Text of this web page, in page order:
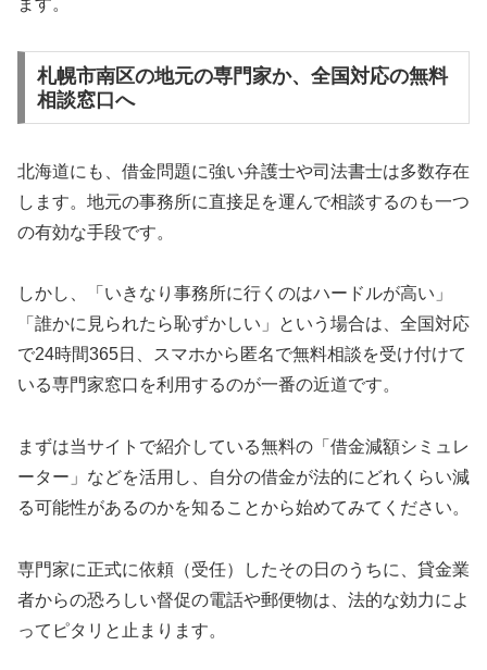
ます。
札幌市南区の地元の専門家か、全国対応の無料
相談窓口へ
北海道にも、借金問題に強い弁護士や司法書士は多数存在
します。地元の事務所に直接足を運んで相談するのも一つ
の有効な手段です。
しかし、「いきなり事務所に行くのはハードルが高い」
「誰かに見られたら恥ずかしい」という場合は、全国対応
で24時間365日、スマホから匿名で無料相談を受け付けて
いる専門家窓口を利用するのが一番の近道です。
まずは当サイトで紹介している無料の「借金減額シミュレ
ーター」などを活用し、自分の借金が法的にどれくらい減
る可能性があるのかを知ることから始めてみてください。
専門家に正式に依頼（受任）したその日のうちに、貸金業
者からの恐ろしい督促の電話や郵便物は、法的な効力によ
ってピタリと止まります。